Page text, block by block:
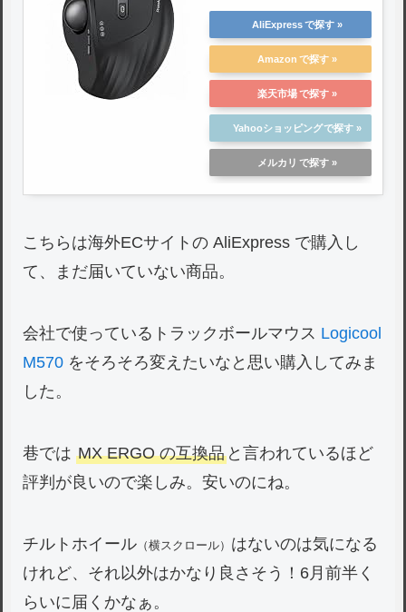
充電式 900mAh電池搭載 静
音 長時間PC作業自宅 ブラ
ック
AliExpress
Amazon
楽天市場
Yahooショッピング
メルカリ
こちらは海外ECサイトの AliExpress で購入し
て、まだ届いていない商品。
会社で使っているトラックボールマウス Logicool
M570 をそろそろ変えたいなと思い購入してみま
した。
巷ではMX ERGO の互換品 と言われているほど
評判が良いので楽しみ。安いのにね。
チルトホイール （横スクロール） はないのは気になる
けれど、それ以外はかなり良さそう！6月前半く
らいに届くかなぁ。